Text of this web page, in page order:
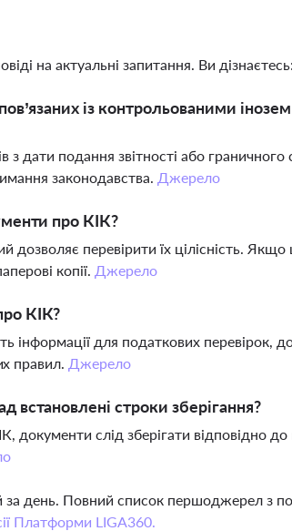
на актуальні запитання. Ви дізнаєтесь:
із контрольованими
з дати подання звітності або граничного
законодавства. Джерело
про КІК?
дозволяє перевірити їх цілісність.
копії. Джерело
КІК?
інформації для податкових перевірок,
правил. Джерело
строки зберігання?
слід зберігати відповідно до
за день. Повний список першоджерел з
Платформи LIGA360.